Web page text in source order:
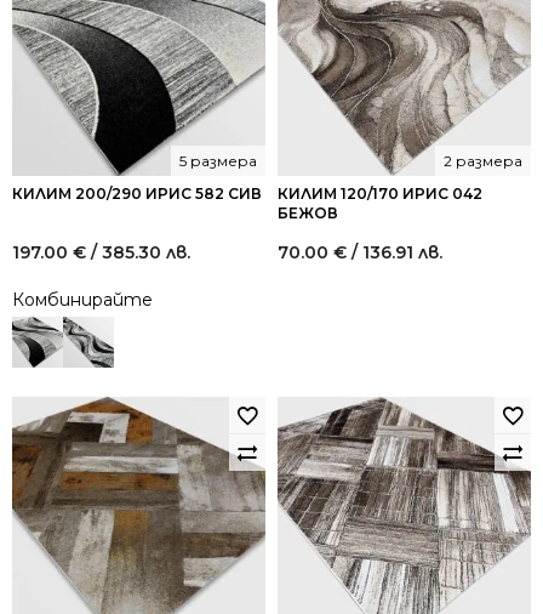
КИЛИМ 200/290 ИРИС 582 СИВ
5 размера
197.00 € / 385.30 лв.
Комбинирайте
КИЛИМ 120/170 ИРИС 042
БЕЖОВ
2 размера
70.00 € / 136.91 лв.